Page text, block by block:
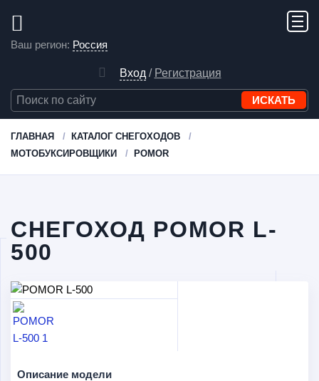
Ваш регион: Россия
Вход / Регистрация
ГЛАВНАЯ
КАТАЛОГ СНЕГОХОДОВ
МОТОБУКСИРОВЩИКИ
POMOR
СНЕГОХОД POMOR L-
500
Описание модели